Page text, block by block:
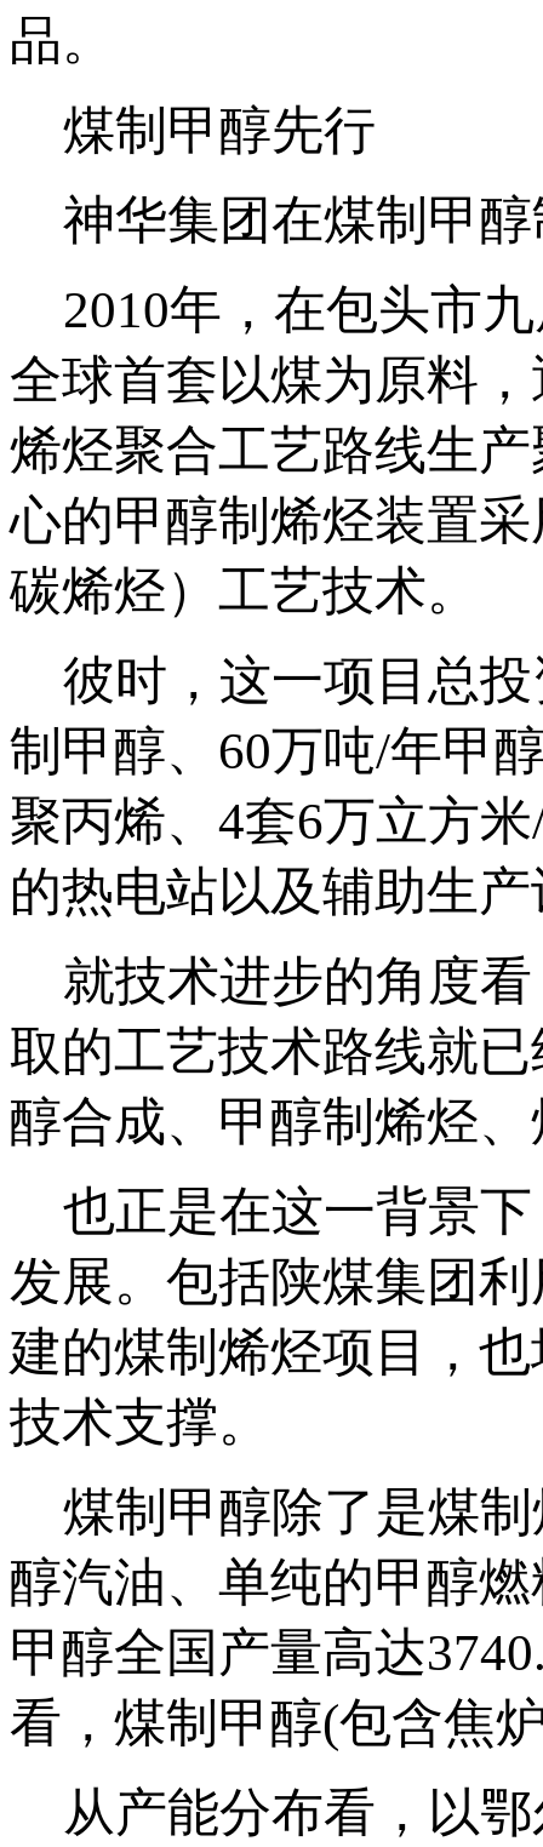
品。
煤制甲醇先行
神华集团在煤制甲醇
2010年，在包头市
全球首套以煤为原料
烯烃聚合工艺路线生
心的甲醇制烯烃装置
碳烯烃）工艺技术。
彼时，这一项目总投
制甲醇、60万吨/年甲
聚丙烯、4套6万立方
的热电站以及辅助生
就技术进步的角度看
取的工艺技术路线就
醇合成、甲醇制烯烃
也正是在这一背景下
发展。包括陕煤集团
建的煤制烯烃项目，
技术支撑。
煤制甲醇除了是煤制
醇汽油、单纯的甲醇
甲醇全国产量高达
看，煤制甲醇(包含焦
从产能分布看，以鄂